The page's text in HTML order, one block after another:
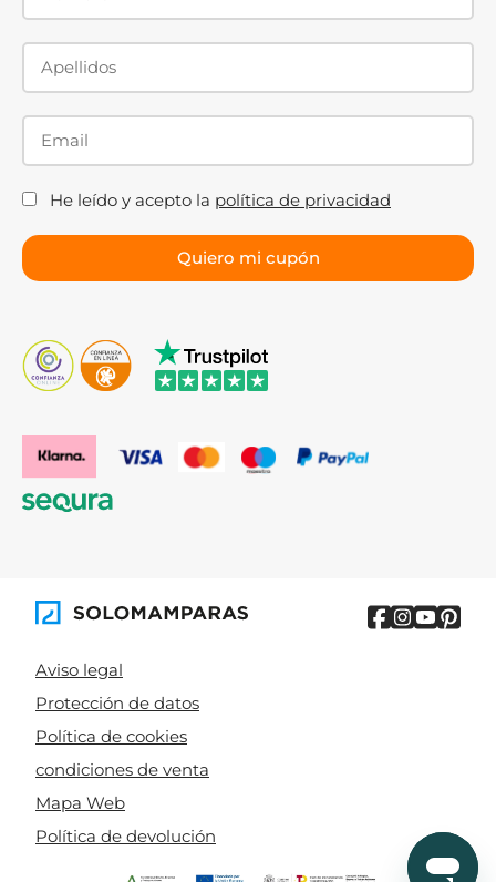
He leído y acepto la política de privacidad
Aviso legal
Protección de datos
Política de cookies
condiciones de venta
Mapa Web
Política de devolución